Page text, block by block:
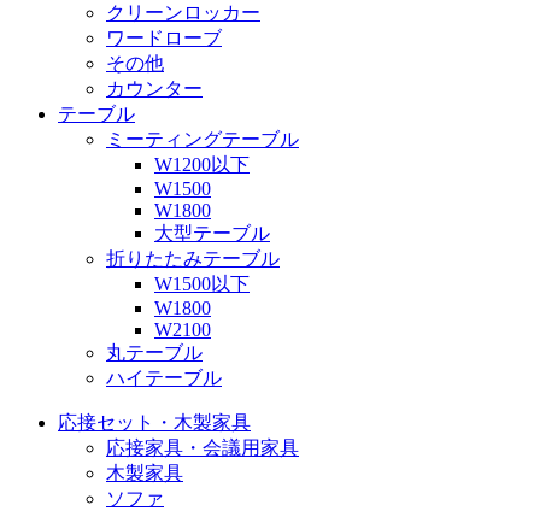
クリーンロッカー
ワードローブ
その他
カウンター
テーブル
ミーティングテーブル
W1200以下
W1500
W1800
大型テーブル
折りたたみテーブル
W1500以下
W1800
W2100
丸テーブル
ハイテーブル
応接セット・木製家具
応接家具・会議用家具
木製家具
ソファ